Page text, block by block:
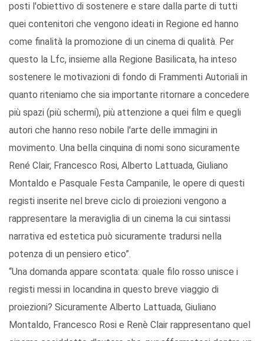
posti l'obiettivo di sostenere e stare dalla parte di tutti
quei contenitori che vengono ideati in Regione ed hanno
come finalità la promozione di un cinema di qualità. Per
questo la Lfc, insieme alla Regione Basilicata, ha inteso
sostenere le motivazioni di fondo di Frammenti Autoriali in
quanto riteniamo che sia importante ritornare a concedere
più spazi (più schermi), più attenzione a quei film e quegli
autori che hanno reso nobile l'arte delle immagini in
movimento. Una bella cinquina di nomi sono sicuramente
René Clair, Francesco Rosi, Alberto Lattuada, Giuliano
Montaldo e Pasquale Festa Campanile, le opere di questi
registi inserite nel breve ciclo di proiezioni vengono a
rappresentare la meraviglia di un cinema la cui sintassi
narrativa ed estetica può sicuramente tradursi nella
potenza di un pensiero etico”.
“Una domanda appare scontata: quale filo rosso unisce i
registi messi in locandina in questo breve viaggio di
proiezioni? Sicuramente Alberto Lattuada, Giuliano
Montaldo, Francesco Rosi e Renè Clair rappresentano quel